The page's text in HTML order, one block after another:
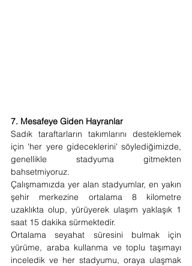
7. Mesafeye Giden Hayranlar
Sadık taraftarların takımlarını desteklemek
için 'her yere gideceklerini' söylediğimizde,
genellikle stadyuma gitmekten
bahsetmiyoruz.
Çalışmamızda yer alan stadyumlar, en yakın
şehir merkezine ortalama 8 kilometre
uzaklıkta olup, yürüyerek ulaşım yaklaşık 1
saat 15 dakika sürmektedir.
Ortalama seyahat süresini bulmak için
yürüme, araba kullanma ve toplu taşımayı
inceledik ve her stadyumu, oraya ulaşmak